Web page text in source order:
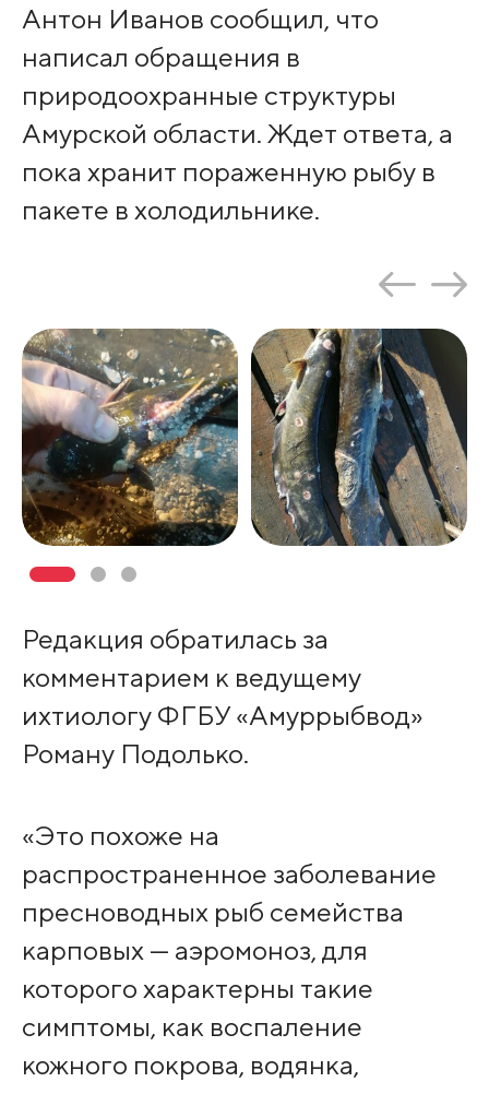
Антон Иванов сообщил, что
написал обращения в
природоохранные структуры
Амурской области. Ждет ответа, а
пока хранит пораженную рыбу в
пакете в холодильнике.
Редакция обратилась за
комментарием к ведущему
ихтиологу ФГБУ «Амуррыбвод»
Роману Подолько.
«Это похоже на
распространенное заболевание
пресноводных рыб семейства
карповых — аэромоноз, для
которого характерны такие
симптомы, как воспаление
кожного покрова, водянка,